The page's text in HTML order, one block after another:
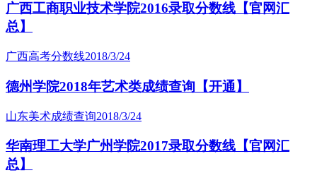
广西工商职业技术学院2016录取分数线【官网汇
总】
广西高考分数线2018/3/24
德州学院2018年艺术类成绩查询【开通】
山东美术成绩查询2018/3/24
华南理工大学广州学院2017录取分数线【官网汇
总】